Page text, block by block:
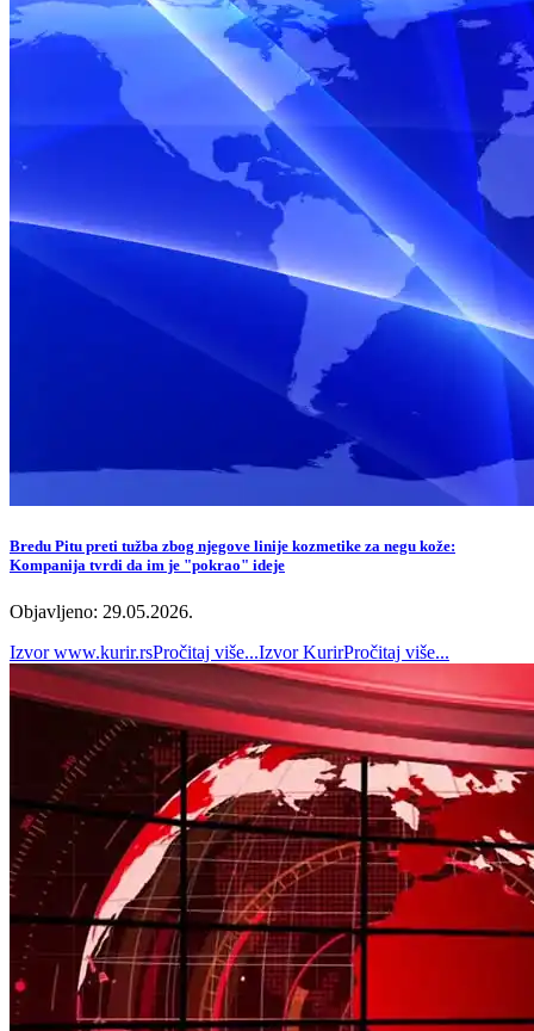
Bredu Pitu preti tužba zbog njegove linije kozmetike za negu kože:
Kompanija tvrdi da im je "pokrao" ideje
Objavljeno: 29.05.2026.
Izvorwww.kurir.rsPročitaj više...IzvorKurirPročitaj više...